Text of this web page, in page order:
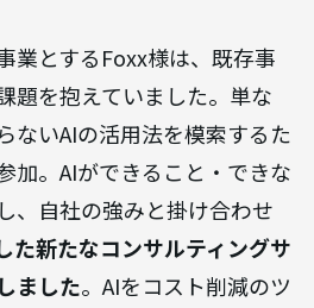
業とするFoxx様は、既存事
題を抱えていました。単な
ないAIの活用法を模索するた
加。AIができること・できな
、自社の強みと掛け合わせ
た新たなコンサルティングサ
ました。AIをコスト削減のツ